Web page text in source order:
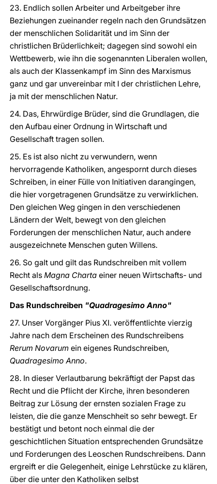
23. Endlich sollen Arbeiter und Arbeitgeber ihre
Beziehungen zueinander regeln nach den Grundsätzen
der menschlichen Solidarität und im Sinn der
christlichen Brüderlichkeit; dagegen sind sowohl ein
Wettbewerb, wie ihn die sogenannten Liberalen wollen,
als auch der Klassenkampf im Sinn des Marxismus
ganz und gar unvereinbar mit I der christlichen Lehre,
ja mit der menschlichen Natur.
24. Das, Ehrwürdige Brüder, sind die Grundlagen, die
den Aufbau einer Ordnung in Wirtschaft und
Gesellschaft tragen sollen.
25. Es ist also nicht zu verwundern, wenn
hervorragende Katholiken, angespornt durch dieses
Schreiben, in einer Fülle von Initiativen darangingen,
die hier vorgetragenen Grundsätze zu verwirklichen.
Den gleichen Weg gingen in den verschiedenen
Ländern der Welt, bewegt von den gleichen
Forderungen der menschlichen Natur, auch andere
ausgezeichnete Menschen guten Willens.
26. So galt und gilt das Rundschreiben mit vollem
Recht als Magna Charta einer neuen Wirtschafts- und
Gesellschaftsordnung.
Das Rundschreiben "Quadragesimo Anno"
27. Unser Vorgänger Pius XI. veröffentlichte vierzig
Jahre nach dem Erscheinen des Rundschreibens
Rerum Novarum ein eigenes Rundschreiben,
Quadragesimo Anno.
28. In dieser Verlautbarung bekräftigt der Papst das
Recht und die Pflicht der Kirche, ihren besonderen
Beitrag zur Lösung der ernsten sozialen Frage zu
leisten, die die ganze Menschheit so sehr bewegt. Er
bestätigt und betont noch einmal die der
geschichtlichen Situation entsprechenden Grundsätze
und Forderungen des Leoschen Rundschreibens. Dann
ergreift er die Gelegenheit, einige Lehrstücke zu klären,
über die unter den Katholiken selbst